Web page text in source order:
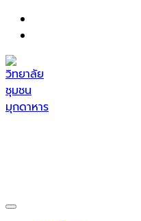
Skip
content